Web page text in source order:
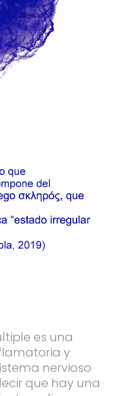
es una
y
nervioso
que hay una